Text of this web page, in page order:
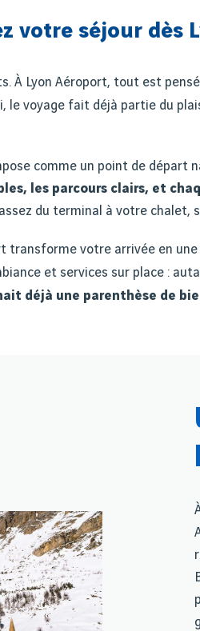
votre séjour dès
À Lyon Aéroport, tout est
le voyage fait déjà partie du
comme un point de
les parcours clairs, et
du terminal à votre chalet,
transforme votre arrivée en
et services sur place :
déjà une parenthèse de